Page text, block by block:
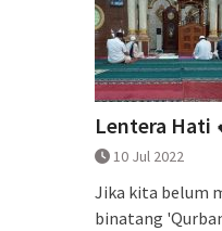
Lentera Hati
10 Jul 2022
Jika kita belum
binatang